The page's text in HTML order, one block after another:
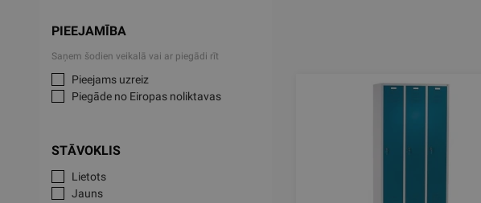
PIEEJAMĪBA
Saņem šodien veikalā vai ar piegādi rīt
Pieejams uzreiz
Piegāde no Eiropas noliktavas
STĀVOKLIS
Lietots
Jauns